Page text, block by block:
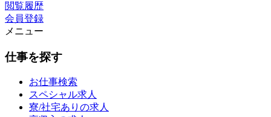
閲覧履歴
会員登録
メニュー
仕事を探す
お仕事検索
スペシャル求人
寮/社宅ありの求人